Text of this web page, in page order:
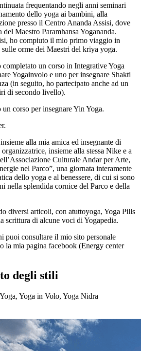
frequentando negli anni seminari
dello yoga ai bambini, alla
presso il Centro Ananda Assisi, dove
Maestro Paramhansa Yogananda.
ho compiuto il mio primo viaggio in
orme dei Maestri del kriya yoga.
un corso in Integrative Yoga
Yogainvolo e uno per insegnare Shakti
(in seguito, ho partecipato anche ad un
di secondo livello).
corso per insegnare Yin Yoga.
alla mia amica ed insegnante di
insieme alla stessa Nike e a
Culturale Andar per Arte,
nel Parco”, una giornata interamente
dello yoga e al benessere, di cui si sono
nella splendida cornice del Parco e della
diversi articoli, con atuttoyoga, Yoga Pills
scrittura di alcune voci di Yogapedia.
puoi consultare il mio sito personale
la mia pagina facebook (Energy center
degli stili
Yoga in Volo, Yoga Nidra